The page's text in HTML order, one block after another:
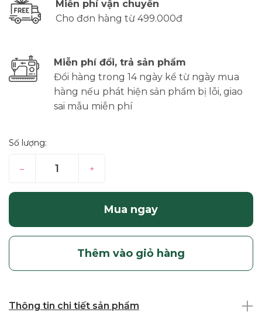
Miễn phí vận chuyển
Cho đơn hàng từ 499.000đ
Miễn phí đổi, trả sản phẩm
Đổi hàng trong 14 ngày kể từ ngày mua
hàng nếu phát hiện sản phẩm bị lỗi, giao
sai mẫu miễn phí
Số lượng:
– +
Mua ngay
Thêm vào giỏ hàng
Thông tin chi tiết sản phẩm